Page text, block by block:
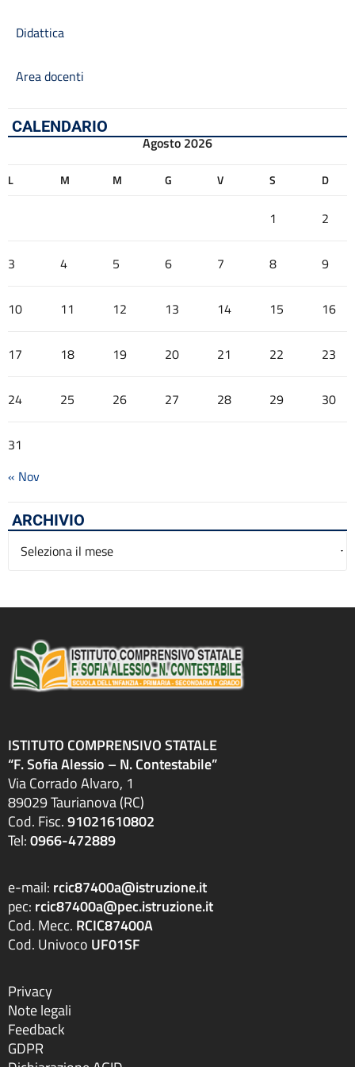
Didattica
Area docenti
CALENDARIO
Agosto 2026
L M M G V S D
1 2
3 4 5 6 7 8 9
10 11 12 13 14 15 16
17 18 19 20 21 22 23
24 25 26 27 28 29 30
31
« Nov
ARCHIVIO
Archivio
ISTITUTO COMPRENSIVO STATALE
“F. Sofia Alessio – N. Contestabile”
Via Corrado Alvaro, 1
89029 Taurianova (RC)
Cod. Fisc.91021610802
Tel:0966-472889
e-mail: rcic87400a@istruzione.it
pec: rcic87400a@pec.istruzione.it
Cod. Mecc. RCIC87400A
Cod. Univoco UF01SF
Privacy
Note legali
Feedback
GDPR